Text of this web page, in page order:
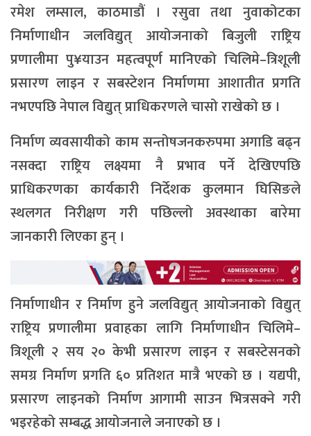
रमेश लम्साल, काठमाडौं । रसुवा तथा नुवाकोटका
निर्माणाधीन जलविद्युत् आयोजनाको बिजुली राष्ट्रिय
प्रणालीमा पु¥याउन महत्वपूर्ण मानिएको चिलिमे–त्रिशूली
प्रसारण लाइन र सबस्टेशन निर्माणमा आशातीत प्रगति
नभएपछि नेपाल विद्युत् प्राधिकरणले चासो राखेको छ ।
निर्माण व्यवसायीको काम सन्तोषजनकरुपमा अगाडि बढ्न
नसक्दा राष्ट्रिय लक्ष्यमा नै प्रभाव पर्ने देखिएपछि
प्राधिकरणका कार्यकारी निर्देशक कुलमान घिसिङले
स्थलगत निरीक्षण गरी पछिल्लो अवस्थाका बारेमा
जानकारी लिएका हुन् ।
निर्माणाधीन र निर्माण हुने जलविद्युत् आयोजनाको विद्युत्
राष्ट्रिय प्रणालीमा प्रवाहका लागि निर्माणाधीन चिलिमे–
त्रिशूली २ सय २० केभी प्रसारण लाइन र सबस्टेसनको
समग्र निर्माण प्रगति ६० प्रतिशत मात्रै भएको छ । यद्यपी,
प्रसारण लाइनको निर्माण आगामी साउन भित्रसक्ने गरी
भइरहेको सम्बद्ध आयोजनाले जनाएको छ ।